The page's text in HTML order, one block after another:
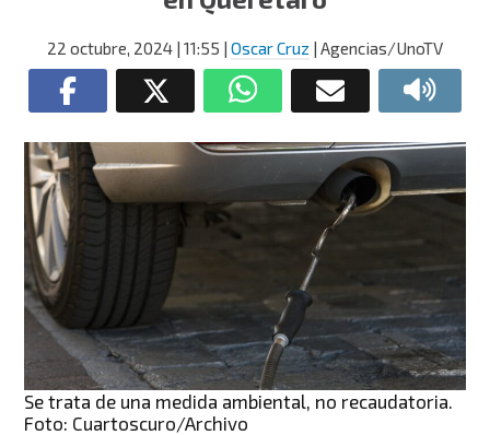
22 octubre, 2024 | 11:55 | Oscar Cruz | Agencias/UnoTV
Se trata de una medida ambiental, no recaudatoria.
Foto: Cuartoscuro/Archivo